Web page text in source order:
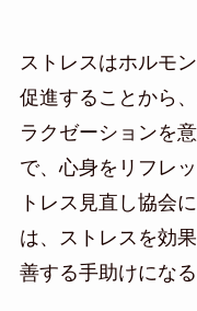
ストレスはホルモ
促進することから
ラクゼーションを
で、心身をリフレ
トレス見直し協会
は、ストレスを効
善する手助けにな